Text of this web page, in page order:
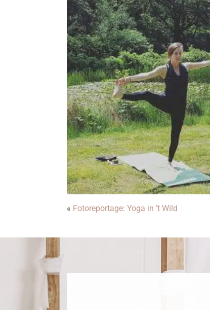
« Fotoreportage: Yoga in ’t Wild